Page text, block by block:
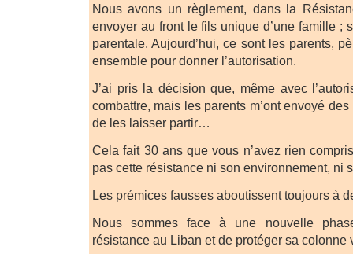
Nous avons un règlement, dans la
envoyer au front le fils unique d’une famille ;
parentale. Aujourd’hui, ce sont les parents,
ensemble pour donner l’autorisation.
J’ai pris la décision que, même avec
combattre, mais les parents m’ont envoyé
de les laisser partir…
Cela fait 30 ans que vous n’avez rien
pas cette résistance ni son environnement, ni
Les prémices fausses aboutissent toujours à
Nous sommes face à une nouvelle
résistance au Liban et de protéger sa